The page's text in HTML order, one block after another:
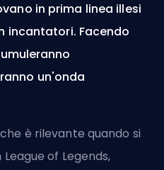
in prima linea illesi
incantatori. Facendo
un'onda
è rilevante quando si
of Legends,